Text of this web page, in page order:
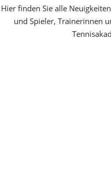
Hier finden Sie alle
und Spieler, Trainerinnen